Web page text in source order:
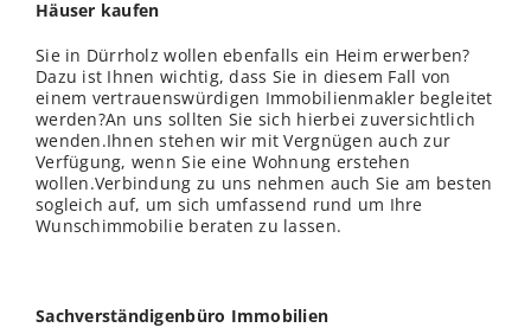
Häuser kaufen
Sie in Dürrholz wollen ebenfalls ein Heim erwerben?
Dazu ist Ihnen wichtig, dass Sie in diesem Fall von
einem vertrauenswürdigen Immobilienmakler begleitet
werden?An uns sollten Sie sich hierbei zuversichtlich
wenden.Ihnen stehen wir mit Vergnügen auch zur
Verfügung, wenn Sie eine Wohnung erstehen
wollen.Verbindung zu uns nehmen auch Sie am besten
sogleich auf, um sich umfassend rund um Ihre
Wunschimmobilie beraten zu lassen.
Sachverständigenbüro Immobilien